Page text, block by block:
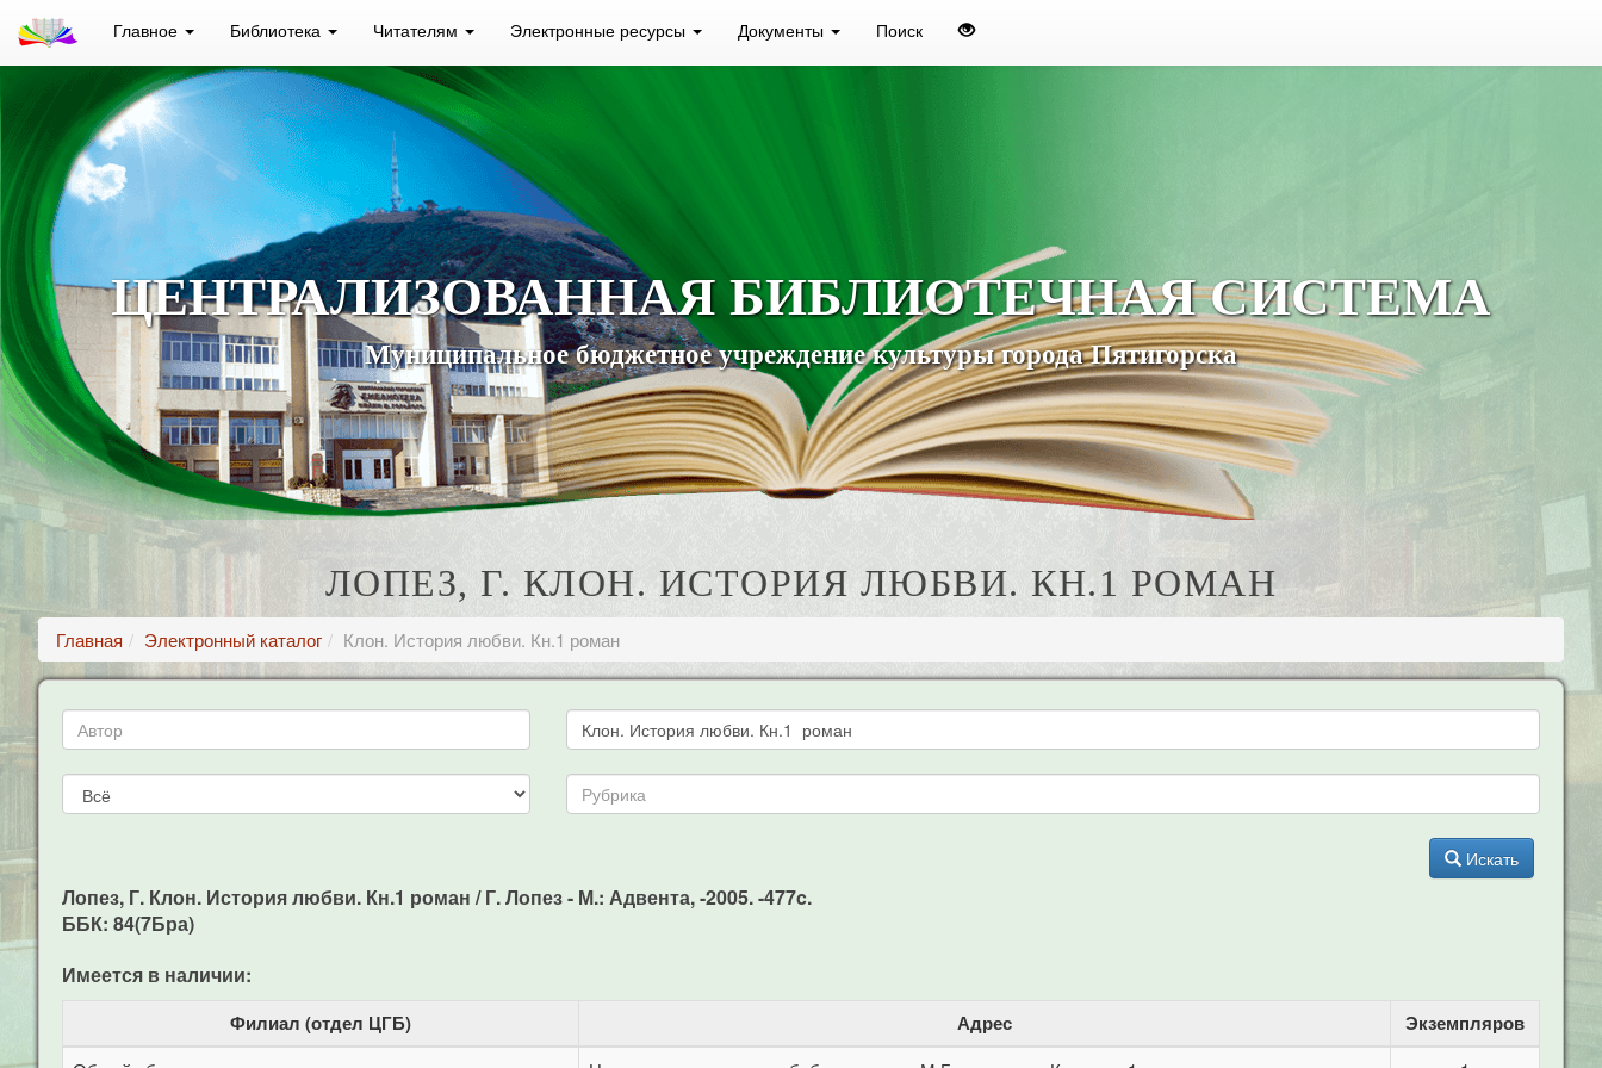
Главное Библиотека Читателям Электронные ресурсы Документы Поиск
ЦЕНТРАЛИЗОВАННАЯ БИБЛИОТЕЧНАЯ СИСТЕМА
Муниципальное бюджетное учреждение культуры города Пятигорска
ЛОПЕЗ, Г. КЛОН. ИСТОРИЯ ЛЮБВИ. КН.1 РОМАН
Главная Электронный каталог Клон. История любви. Кн.1 роман
Искать
Лопез, Г. Клон. История любви. Кн.1 роман / Г. Лопез - М.: Адвента, -2005. -477c.
ББК: 84(7Бра)
Имеется в наличии:
Филиал (отдел ЦГБ) Адрес Экземпляров